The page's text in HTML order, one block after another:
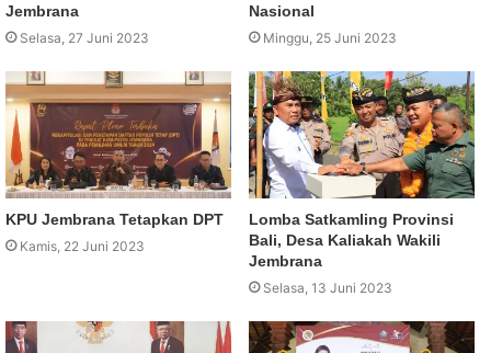
Jembrana
Selasa, 27 Juni 2023
Nasional
Minggu, 25 Juni 2023
KPU Jembrana Tetapkan DPT
Kamis, 22 Juni 2023
Lomba Satkamling Provinsi
Bali, Desa Kaliakah Wakili
Jembrana
Selasa, 13 Juni 2023